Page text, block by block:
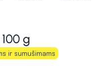
g
ir sumušimams